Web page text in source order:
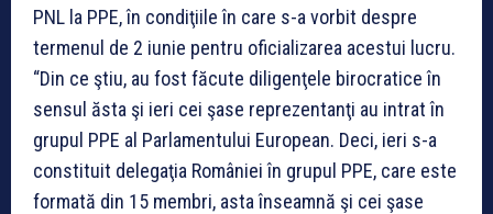
PNL la PPE, în condiţiile în care s-a vorbit despre
termenul de 2 iunie pentru oficializarea acestui lucru.
“Din ce ştiu, au fost făcute diligenţele birocratice în
sensul ăsta şi ieri cei şase reprezentanţi au intrat în
grupul PPE al Parlamentului European. Deci, ieri s-a
constituit delegaţia României în grupul PPE, care este
formată din 15 membri, asta înseamnă şi cei şase